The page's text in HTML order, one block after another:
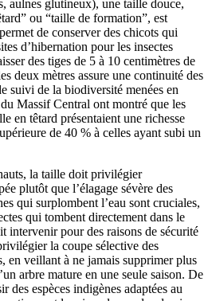
aulnes glutineux), une taille douce,
ou “taille de formation”, est
de conserver des chicots qui
d’hibernation pour les insectes
des tiges de 5 à 10 centimètres de
deux mètres assure une continuité des
suivi de la biodiversité menées en
Massif Central ont montré que les
en têtard présentaient une richesse
de 40 % à celles ayant subi un
la taille doit privilégier
plutôt que l’élagage sévère des
qui surplombent l’eau sont cruciales,
qui tombent directement dans le
intervenir pour des raisons de sécurité
la coupe sélective des
en veillant à ne jamais supprimer plus
arbre mature en une seule saison. De
des espèces indigènes adaptées au